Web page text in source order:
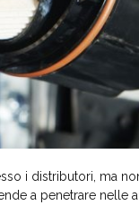
i distributori, ma
a penetrare nelle